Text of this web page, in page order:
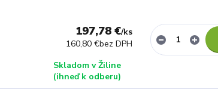
197,78 €/ks
160,80 €bez DPH
Skladom v Žiline
(ihneď k odberu)